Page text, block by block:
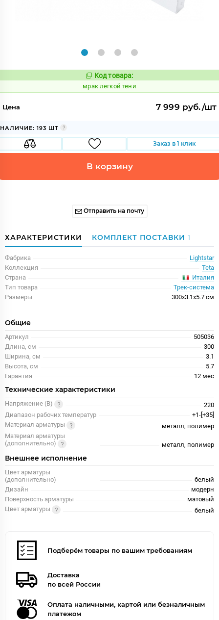
Код:
1052478
Код товара:
мрак легкой тени
Цена 7 999 руб./шт
НАЛИЧИЕ: 193 ШТ
Заказ в 1 клик
В корзину
Отправить на почту
ХАРАКТЕРИСТИКИ КОМПЛЕКТ ПОСТАВКИ 1
Фабрика
Lightstar
Коллекция
Teta
Страна
Италия
Тип товара
Трек-система
Размеры
300x3.1x5.7 см
Общие
Артикул
505036
Длина, см
300
Ширина, см
3.1
Высота, см
5.7
Гарантия
12 меc
Технические характеристики
Напряжение (В)
220
Диапазон рабочих температур
+1-[+35]
Материал арматуры
металл, полимер
Материал арматуры
(дополнительно)
металл, полимер
Внешнее исполнение
Цвет арматуры
(дополнительно)
белый
Дизайн
модерн
Поверхность арматуры
матовый
Цвет арматуры
белый
Подберём товары по вашим требованиям
Доставка
по всей России
Оплата наличными, картой или безналичным
платежом